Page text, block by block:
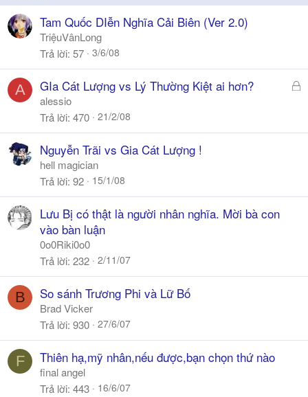
a y
Tam Quốc DIễn Nghĩa Cải Biên (Ver 2.0)
TriệuVânLong
Trả lời 57 3/6/08
A
Đ
h
GIa Cát Lượng vs Lý Thường Kiệt ai hơn?
alessio
Trả lời 470 21/2/08
Nguyễn Trãi vs Gia Cát Lượng !
hell magician
Trả lời 92 15/1/08
Lưu Bị có thật là người nhân nghĩa. Mời bà con
vào bàn luận
0o0Riki0o0
Trả lời 232 2/11/07
B So sánh Trương Phi và Lữ Bố
Brad Vicker
Trả lời 930 27/6/07
F Thiên hạ,mỹ nhân,nếu được,bạn chọn thứ nào
final angel
Trả lời 443 16/6/07